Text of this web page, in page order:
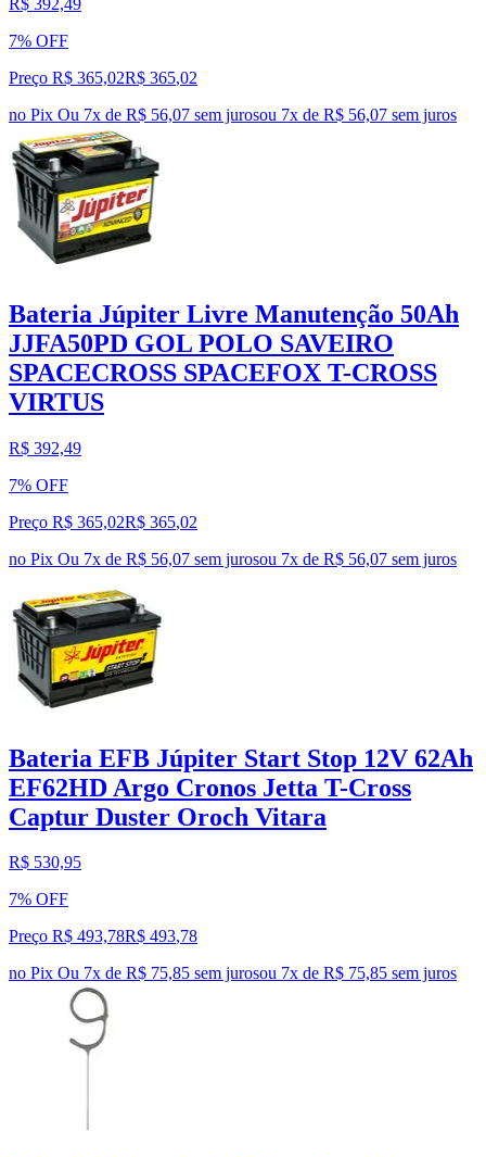
7% OFF
Preço R$ 365,02R$ 365,02
no Pix Ou 7x de R$ 56,07 sem jurosou 7x de R$ 56,07 sem juros
Bateria Júpiter Livre Manutenção 50Ah
JJFA50PD GOL POLO SAVEIRO
SPACECROSS SPACEFOX T-CROSS
VIRTUS
R$ 392,49
7% OFF
Preço R$ 365,02R$ 365,02
no Pix Ou 7x de R$ 56,07 sem jurosou 7x de R$ 56,07 sem juros
Bateria EFB Júpiter Start Stop 12V 62Ah
EF62HD Argo Cronos Jetta T-Cross
Captur Duster Oroch Vitara
R$ 530,95
7% OFF
Preço R$ 493,78R$ 493,78
no Pix Ou 7x de R$ 75,85 sem jurosou 7x de R$ 75,85 sem juros